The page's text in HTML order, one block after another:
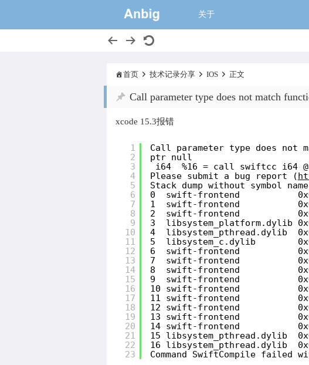
一个大的猫窝
关于
首页 技术记录分享 IOS 正文
Call parameter type does not match
xcode 15.3报错
1
2
3
4
5
6
7
8
9
10
11
12
13
14
15
16
17
18
19
20
21
22
23
Call parameter type does not
ptr null
i64  %16 = call swiftcc i64
Please submit a bug report (
Stack dump without symbol
0  swift-frontend
1  swift-frontend
2  swift-frontend
3  libsystem_platform.dylib
4  libsystem_pthread.dylib
5  libsystem_c.dylib
6  swift-frontend
7  swift-frontend
8  swift-frontend
9  swift-frontend
10 swift-frontend
11 swift-frontend
12 swift-frontend
13 swift-frontend
14 swift-frontend
15 libsystem_pthread.dylib
16 libsystem_pthread.dylib
Command SwiftCompile failed